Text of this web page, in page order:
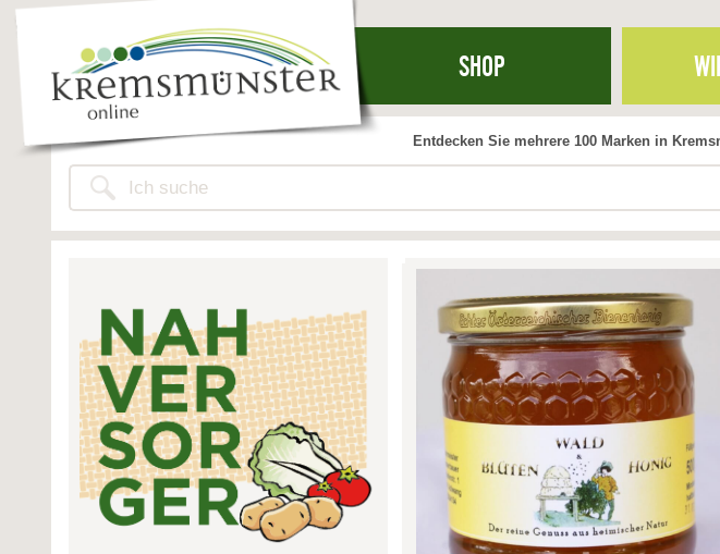
SHOP
Entdecken Sie mehrere 100 Marken in